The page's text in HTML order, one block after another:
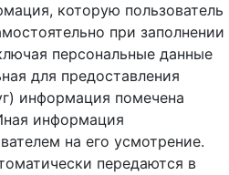
которую пользователь
при заполнении
персональные данные
для предоставления
информация помечена
информация
на его усмотрение.
передаются в